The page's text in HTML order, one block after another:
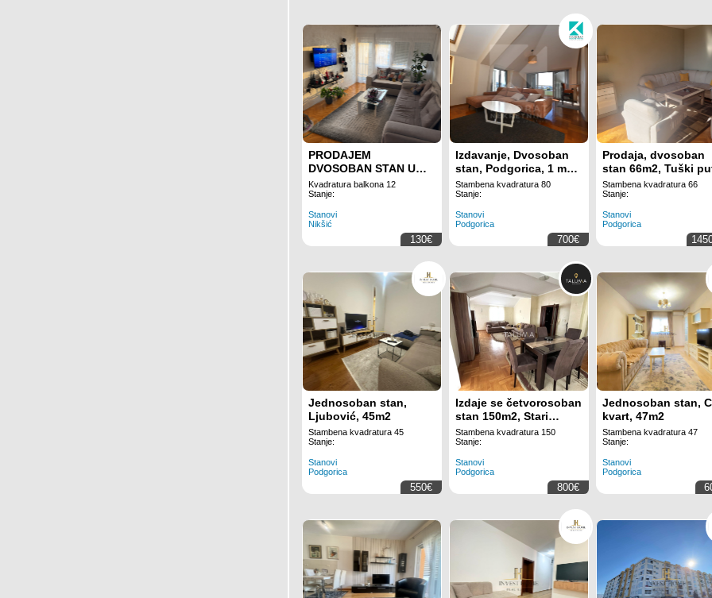
PRODAJEM
DVOSOBAN STAN U
CENTRU NIKŠIĆA
Kvadratura balkona 12
Stanje:
Stanovi
Nikšić
130€
Izdavanje, Dvosoban
stan, Podgorica, 1 maj,
80m2
Stambena kvadratura 80
Stanje:
Stanovi
Podgorica
700€
Prodaja, dvosoban
stan 66m2, Tuški
Podgorica
Stambena kvadratura 66
Stanje:
Stanovi
Podgorica
Jednosoban stan,
Ljubović, 45m2
Stambena kvadratura 45
Stanje:
Stanovi
Podgorica
550€
Izdaje se četvorosoban
stan 150m2, Stari
Aerodrom | ID: P 039
Stambena kvadratura 150
Stanje:
Stanovi
Podgorica
800€
Jednosoban stan,
kvart, 47m2
Stambena kvadratura 47
Stanje:
Stanovi
Podgorica